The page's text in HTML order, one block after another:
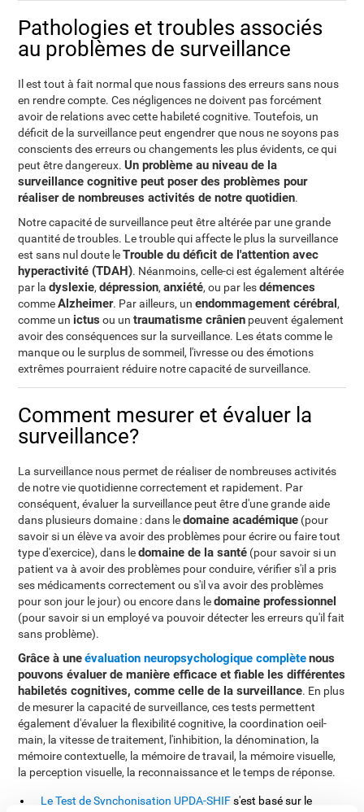
Pathologies et troubles associés
au problèmes de surveillance
Il est tout à fait normal que nous fassions des erreurs sans nous
en rendre compte. Ces négligences ne doivent pas forcément
avoir de relations avec cette habileté cognitive. Toutefois, un
déficit de la surveillance peut engendrer que nous ne soyons pas
conscients des erreurs ou changements les plus évidents, ce qui
peut être dangereux.Un problème au niveau de la
surveillance cognitive peut poser des problèmes pour
réaliser de nombreuses activités de notre quotidien.
Notre capacité de surveillance peut être altérée par une grande
quantité de troubles. Le trouble qui affecte le plus la surveillance
est sans nul doute leTrouble du déficit de l'attention avec
hyperactivité (TDAH). Néanmoins, celle-ci est également altérée
par ladyslexie,dépression,anxiété, ou par lesdémences
commeAlzheimer. Par ailleurs, unendommagement cérébral,
comme un ictus ou untraumatisme crânien peuvent également
avoir des conséquences sur la surveillance. Les états comme le
manque ou le surplus de sommeil, l'ivresse ou des émotions
extrêmes pourraient réduire notre capacité de surveillance.
Comment mesurer et évaluer la
surveillance?
La surveillance nous permet de réaliser de nombreuses activités
de notre vie quotidienne correctement et rapidement. Par
conséquent, évaluer la surveillance peut être d'une grande aide
dans plusieurs domaine : dans ledomaine académique (pour
savoir si un élève va avoir des problèmes pour écrire ou faire tout
type d'exercice), dans ledomaine de la santé (pour savoir si un
patient va à avoir des problèmes pour conduire, vérifier s'il a pris
ses médicaments correctement ou s'il va avoir des problèmes
pour son jour le jour) ou encore dans ledomaine professionnel
(pour savoir si un employé va pouvoir détecter les erreurs qu'il fait
sans problème).
Grâce à uneévaluation neuropsychologique complètenous
pouvons évaluer de manière efficace et fiable les différentes
habiletés cognitives, comme celle de la surveillance. En plus
de mesurer la capacité de surveillance, ces tests permettent
également d'évaluer la flexibilité cognitive, la coordination oeil-
main, la vitesse de traitement, l'inhibition, la dénomination, la
mémoire contextuelle, la mémoire de travail, la mémoire visuelle,
la perception visuelle, la reconnaissance et le temps de réponse.
Le Test de Synchonisation UPDA-SHIFs'est basé sur le